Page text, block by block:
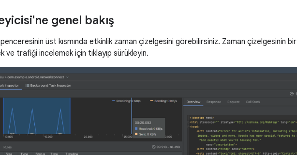
genel bakış
üst kısmında etkinlik zaman çizelgesini görebilirsiniz. Zaman çizelgesinin bir
ve trafiği incelemek için tıklayıp sürükleyin.